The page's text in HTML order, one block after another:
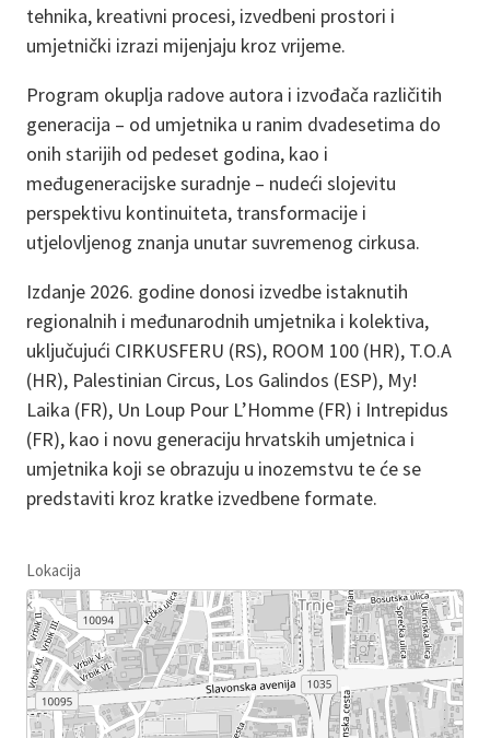
tehnika, kreativni procesi, izvedbeni prostori i
umjetnički izrazi mijenjaju kroz vrijeme.
Program okuplja radove autora i izvođača različitih
generacija – od umjetnika u ranim dvadesetima do
onih starijih od pedeset godina, kao i
međugeneracijske suradnje – nudeći slojevitu
perspektivu kontinuiteta, transformacije i
utjelovljenog znanja unutar suvremenog cirkusa.
Izdanje 2026. godine donosi izvedbe istaknutih
regionalnih i međunarodnih umjetnika i kolektiva,
uključujući CIRKUSFERU (RS), ROOM 100 (HR), T.O.A
(HR), Palestinian Circus, Los Galindos (ESP), My!
Laika (FR), Un Loup Pour L’Homme (FR) i Intrepidus
(FR), kao i novu generaciju hrvatskih umjetnica i
umjetnika koji se obrazuju u inozemstvu te će se
predstaviti kroz kratke izvedbene formate.
Lokacija